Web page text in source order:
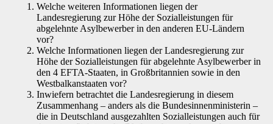
Welche weiteren Informationen liegen der
Landesregierung zur Höhe der Sozialleistungen für
abgelehnte Asylbewerber in den anderen EU-Ländern
vor?
Welche Informationen liegen der Landesregierung zur
Höhe der Sozialleistungen für abgelehnte Asylbewerber in
den 4 EFTA-Staaten, in Großbritannien sowie in den
Westbalkanstaaten vor?
Inwiefern betrachtet die Landesregierung in diesem
Zusammenhang – anders als die Bundesinnenministerin –
die in Deutschland ausgezahlten Sozialleistungen auch für